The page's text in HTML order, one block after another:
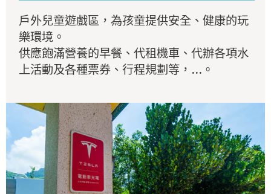
戶外兒童遊戲區，為孩童提供安全、健康的玩
樂環境。
供應飽滿營養的早餐、代租機車、代辦各項水
上活動及各種票券、行程規劃等，...。